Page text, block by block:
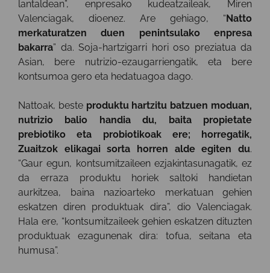
lantaldean”, enpresako kudeatzaileak, Miren
Valenciagak, dioenez. Are gehiago, “ Natto
merkaturatzen duen penintsulako enpresa
bakarra” da. Soja-hartzigarri hori oso preziatua da
Asian, bere nutrizio-ezaugarriengatik, eta bere
kontsumoa gero eta hedatuagoa dago.
Nattoak, beste produktu hartzitu batzuen moduan,
nutrizio balio handia du, baita propietate
prebiotiko eta probiotikoak ere; horregatik,
Zuaitzok elikagai sorta horren alde egiten du.
“Gaur egun, kontsumitzaileen ezjakintasunagatik, ez
da erraza produktu horiek saltoki handietan
aurkitzea, baina nazioarteko merkatuan gehien
eskatzen diren produktuak dira”, dio Valenciagak.
Hala ere, “kontsumitzaileek gehien eskatzen dituzten
produktuak ezagunenak dira: tofua, seitana eta
humusa”.